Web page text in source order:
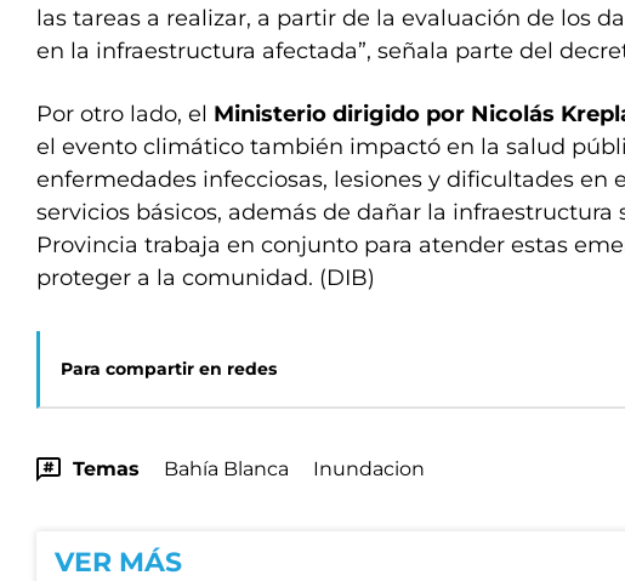
las tareas a realizar, a partir de la evaluación de los
en la infraestructura afectada”, señala parte del
Por otro lado, el Ministerio dirigido por Nicolás
el evento climático también impactó en la salud
enfermedades infecciosas, lesiones y dificultades en
servicios básicos, además de dañar la infraestructura
Provincia trabaja en conjunto para atender estas
proteger a la comunidad. (DIB)
Para compartir en redes
Temas Bahía Blanca Inundacion
VER MÁS